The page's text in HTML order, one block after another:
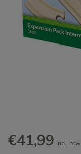
€41,99 Incl. btw